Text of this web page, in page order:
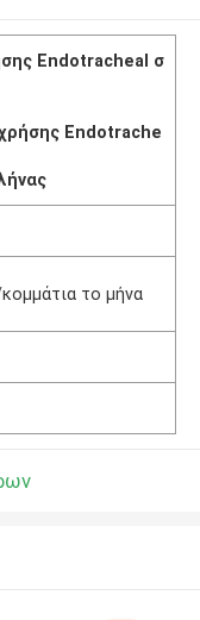
Endotracheal σ
Endotrache
το μήνα